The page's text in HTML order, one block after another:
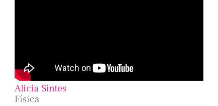
Alicia Sintes
Física